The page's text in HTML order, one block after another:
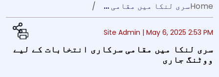
کھیلیں آڈیو Home سری لنکا میں مقامی سرکاری انتخابات کے لیے ووٹنگ جاری
Site Admin | May 6, 2025 2:53 PM
سری لنکا میں مقامی سرکاری انتخابات کے لیے
ووٹنگ جاری